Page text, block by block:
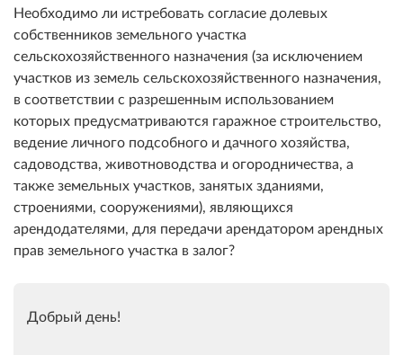
Необходимо ли истребовать согласие долевых
собственников земельного участка
сельскохозяйственного назначения (за исключением
участков из земель сельскохозяйственного назначения,
в соответствии с разрешенным использованием
которых предусматриваются гаражное строительство,
ведение личного подсобного и дачного хозяйства,
садоводства, животноводства и огородничества, а
также земельных участков, занятых зданиями,
строениями, сооружениями), являющихся
арендодателями, для передачи арендатором арендных
прав земельного участка в залог?
Добрый день!